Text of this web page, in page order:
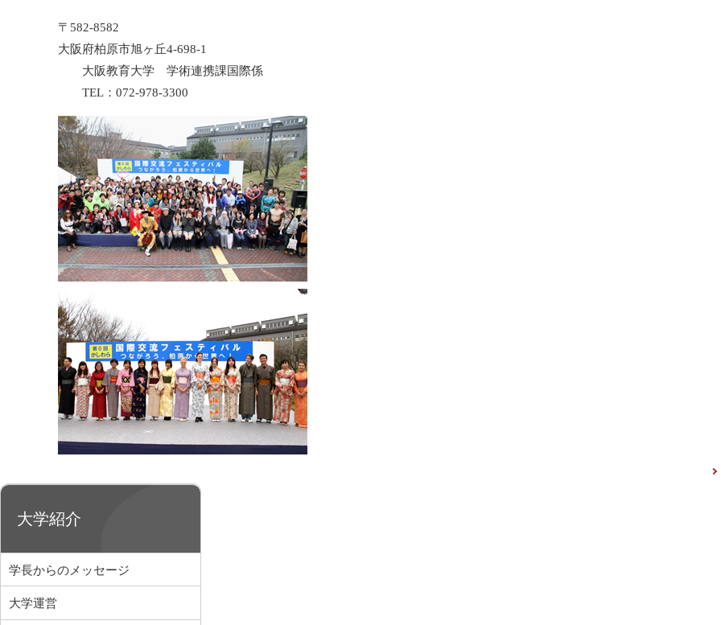
〒582-8582
大阪府柏原市旭ヶ丘4-698-1
大阪教育大学 学術連携課国際係
TEL：072-978-3300
大学紹介
学長からのメッセージ
大学運営